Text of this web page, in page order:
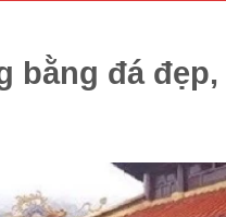
bằng đá